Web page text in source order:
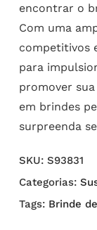
encontrar o
Com uma
competitivos
para
promover
em brindes
surpreenda
SKU: S93831
Categorias:
Tags: Brinde